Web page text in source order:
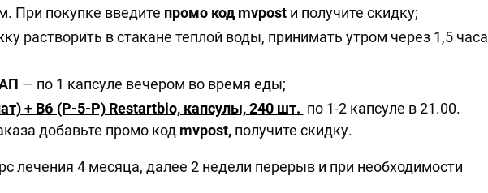
При покупке введите промо код mvpostи получите скидку;
растворить в стакане теплой воды, принимать утром через 1,5 часа
— по 1 капсуле вечером во время еды;
+ B6 (P-5-P) Restartbio, капсулы, 240 шт. по 1-2 капсуле в 21.00.
добавьте промо код mvpost, получите скидку.
лечения 4 месяца, далее 2 недели перерыв и при необходимости